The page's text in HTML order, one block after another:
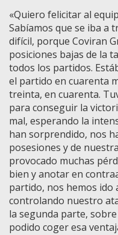
«Quiero felicitar al
Sabíamos que se iba a
difícil, porque Coviran
posiciones bajas de la
todos los partidos.
el partido en cuarenta
treinta, en cuarenta.
para conseguir la
mal, esperando la
han sorprendido, nos
posesiones y de
provocado muchas
bien y anotar en
partido, nos hemos
controlando nuestro
la segunda parte,
podido coger esa